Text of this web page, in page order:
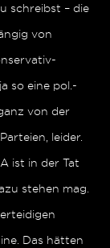
schreibst – die
von
so eine pol.-
von der
leider.
ist in der Tat
stehen mag.
Das hätten